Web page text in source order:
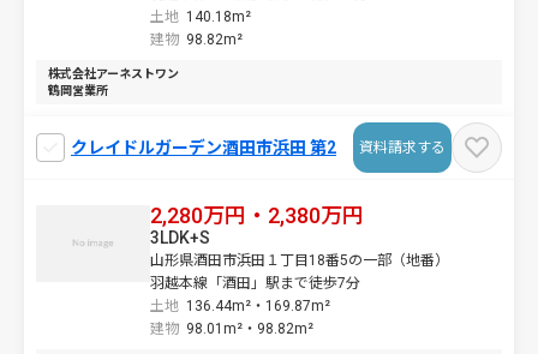
土地 140.18m²
建物 98.82m²
株式会社アーネストワン
鶴岡営業所
クレイドルガーデン酒田市浜田 第2 資料請求する
2,280万円・2,380万円
山形県酒田市浜田１丁目18番5の一部（地番）
羽越本線「酒田」駅まで徒歩7分
土地 136.44m²・ 169.87m²
3LDK+S
建物 98.01m²・ 98.82m²